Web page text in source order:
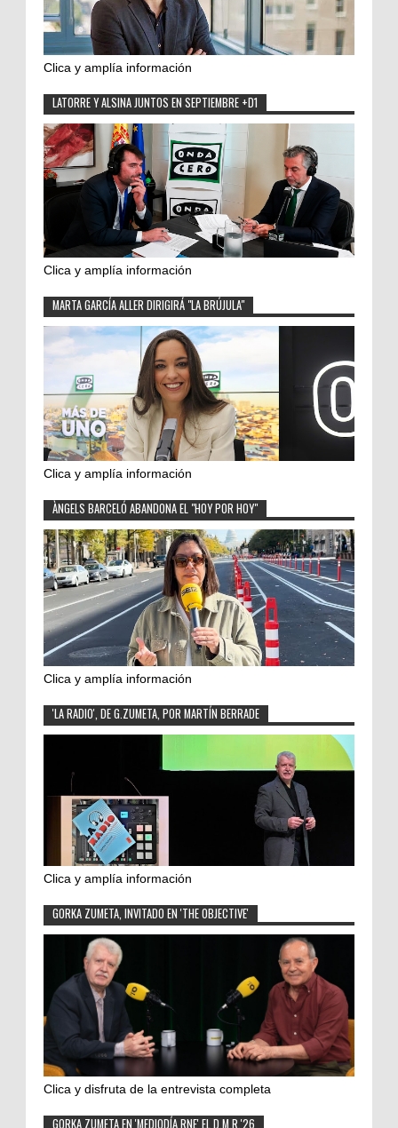
Clica y amplía información
LATORRE Y ALSINA JUNTOS EN SEPTIEMBRE +D1
Clica y amplía información
MARTA GARCÍA ALLER DIRIGIRÁ "LA BRÚJULA"
Clica y amplía información
ÀNGELS BARCELÓ ABANDONA EL "HOY POR HOY"
Clica y amplía información
'LA RADIO', DE G.ZUMETA, POR MARTÍN BERRADE
Clica y amplía información
GORKA ZUMETA, INVITADO EN 'THE OBJECTIVE'
Clica y disfruta de la entrevista completa
GORKA ZUMETA EN 'MEDIODÍA RNE' EL D.M.R.'26